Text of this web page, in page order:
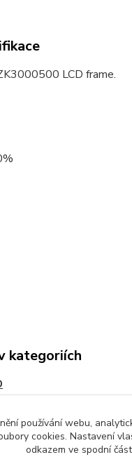
LCD frame.
kategoriích
používání webu,
cookies. Nastavení
odkazem ve spodní